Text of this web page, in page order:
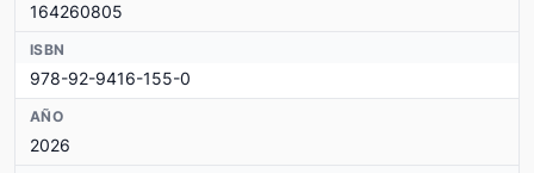
164260805
ISBN
978-92-9416-155-0
AÑO
2026